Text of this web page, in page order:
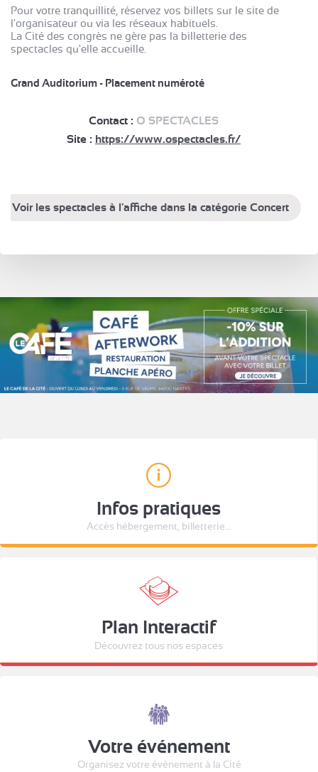
Pour votre tranquillité, réservez vos billets sur le site de
l'organisateur ou via les réseaux habituels.
La Cité des congrès ne gère pas la billetterie des
spectacles qu'elle accueille.
Grand Auditorium - Placement numéroté
Contact : O SPECTACLES
Site : https://www.ospectacles.fr/
Voir les spectacles à l'affiche dans la catégorie Concert
Infos pratiques
Accès hébergement, billetterie...
Plan Interactif
Découvrez tous nos espaces
Votre événement
Organisez votre événement à la Cité